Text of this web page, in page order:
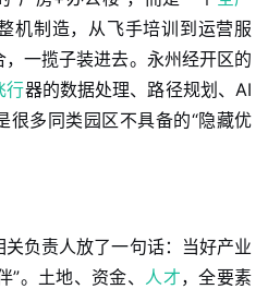
机制造，从飞手培训到运营服
一揽子装进去。永州经开区的
行器的数据处理、路径规划、AI
多同类园区不具备的“隐藏优
负责人放了一句话：当好产业
”。土地、资金、 人才，全要素